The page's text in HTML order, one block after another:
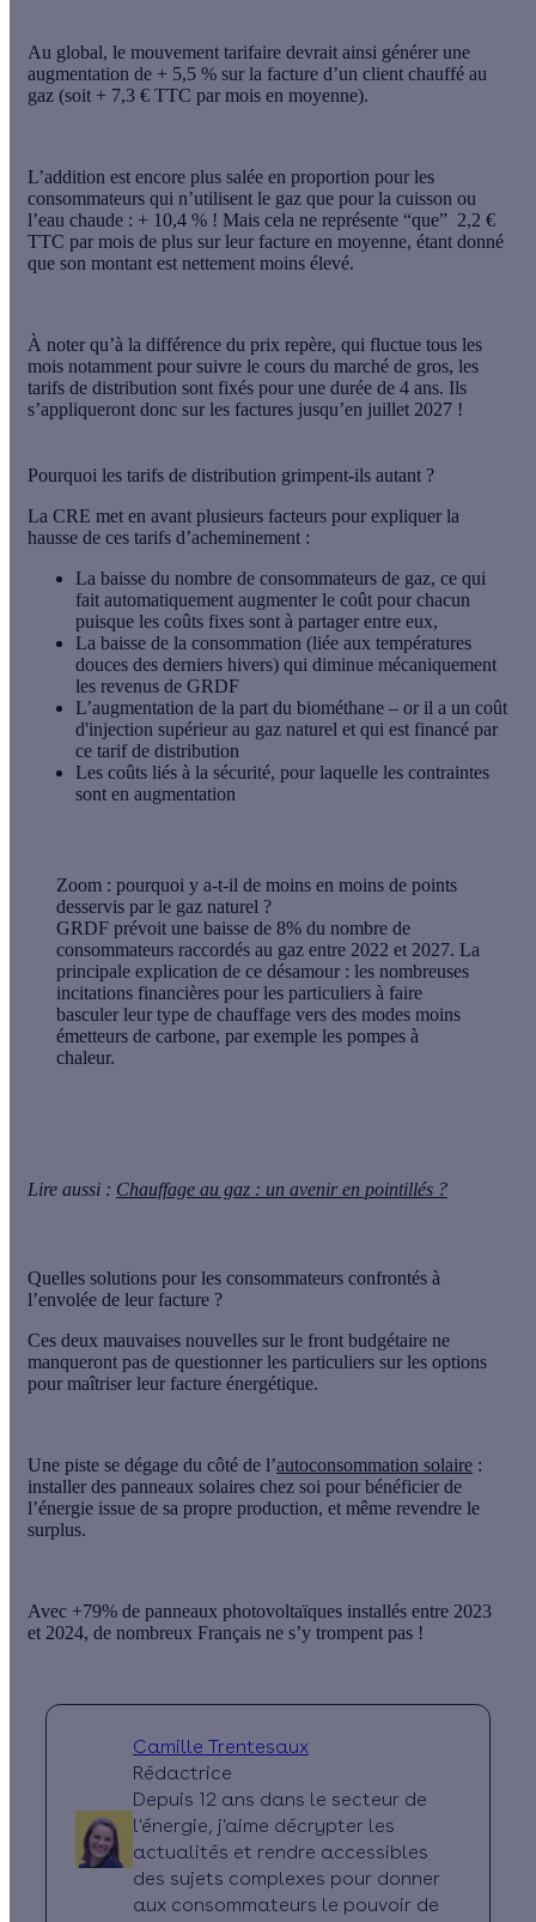
Au global, le mouvement tarifaire devrait ainsi générer une
augmentation de + 5,5 % sur la facture d’un client chauffé au
gaz (soit + 7,3 € TTC par mois en moyenne).
L’addition est encore plus salée en proportion pour les
consommateurs qui n’utilisent le gaz que pour la cuisson ou
l’eau chaude : + 10,4 % ! Mais cela ne représente “que” 2,2 €
TTC par mois de plus sur leur facture en moyenne, étant donné
que son montant est nettement moins élevé.
À noter qu’à la différence du prix repère, qui fluctue tous les
mois notamment pour suivre le cours du marché de gros, les
tarifs de distribution sont fixés pour une durée de 4 ans. Ils
s’appliqueront donc sur les factures jusqu’en juillet 2027 !
Pourquoi les tarifs de distribution grimpent-ils autant ?
La CRE met en avant plusieurs facteurs pour expliquer la
hausse de ces tarifs d’acheminement :
La baisse du nombre de consommateurs de gaz, ce qui
fait automatiquement augmenter le coût pour chacun
puisque les coûts fixes sont à partager entre eux,
La baisse de la consommation (liée aux températures
douces des derniers hivers) qui diminue mécaniquement
les revenus de GRDF
L’augmentation de la part du biométhane – or il a un coût
d'injection supérieur au gaz naturel et qui est financé par
ce tarif de distribution
Les coûts liés à la sécurité, pour laquelle les contraintes
sont en augmentation
Zoom : pourquoi y a-t-il de moins en moins de points
desservis par le gaz naturel ?
GRDF prévoit une baisse de 8% du nombre de
consommateurs raccordés au gaz entre 2022 et 2027. La
principale explication de ce désamour : les nombreuses
incitations financières pour les particuliers à faire
basculer leur type de chauffage vers des modes moins
émetteurs de carbone, par exemple les pompes à
chaleur.
Lire aussi : Chauffage au gaz : un avenir en pointillés ?
Quelles solutions pour les consommateurs confrontés à
l’envolée de leur facture ?
Ces deux mauvaises nouvelles sur le front budgétaire ne
manqueront pas de questionner les particuliers sur les options
pour maîtriser leur facture énergétique.
Une piste se dégage du côté de l’autoconsommation solaire :
installer des panneaux solaires chez soi pour bénéficier de
l’énergie issue de sa propre production, et même revendre le
surplus.
Avec +79% de panneaux photovoltaïques installés entre 2023
et 2024, de nombreux Français ne s’y trompent pas !
Camille Trentesaux
Rédactrice
Depuis 12 ans dans le secteur de
l'énergie, j'aime décrypter les
actualités et rendre accessibles
des sujets complexes pour donner
aux consommateurs le pouvoir de